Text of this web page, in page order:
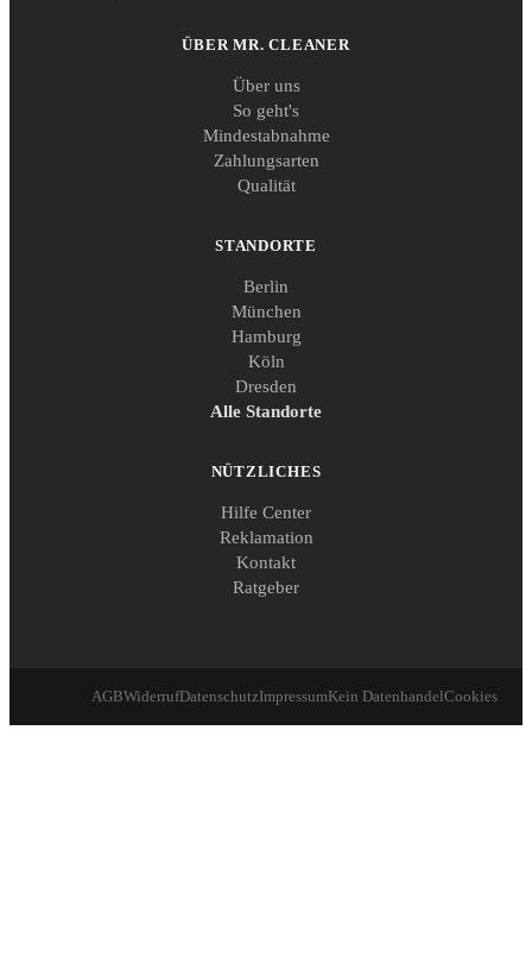
ÜBER MR. CLEANER
Über uns
So geht's
Mindestabnahme
Zahlungsarten
Qualität
STANDORTE
Berlin
München
Hamburg
Köln
Dresden
Alle Standorte
NÜTZLICHES
Hilfe Center
Reklamation
Kontakt
Ratgeber
AGBWiderrufDatenschutzImpressumKein DatenhandelCookies